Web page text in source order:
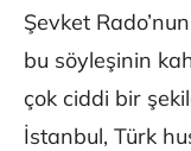
Şevket
bu söyleşinin
çok ciddi bir
İstanbul, Türk